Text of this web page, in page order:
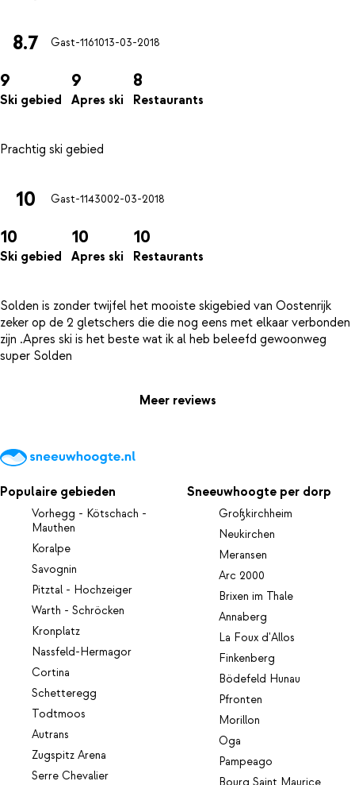
8.7 Gast-1161013-03-2018
9
Ski gebied
9
Apres ski
8
Restaurants
10 Gast-1143002-03-2018
10
Ski gebied
10
Apres ski
10
Restaurants
Solden is zonder twijfel het mooiste skigebied van Oostenrijk
zeker op de 2 gletschers die die nog eens met elkaar verbonden
zijn .Apres ski is het beste wat ik al heb beleefd gewoonweg
Meer reviews
Populaire gebieden
Vorhegg - Kötschach -
Mauthen
Koralpe
Savognin
Pitztal - Hochzeiger
Warth - Schröcken
Kronplatz
Nassfeld-Hermagor
Cortina
Schetteregg
Todtmoos
Autrans
Zugspitz Arena
Serre Chevalier
Sneeuwhoogte per dorp
Großkirchheim
Neukirchen
Meransen
Arc 2000
Brixen im Thale
Annaberg
La Foux d'Allos
Finkenberg
Bödefeld Hunau
Pfronten
Morillon
Oga
Pampeago